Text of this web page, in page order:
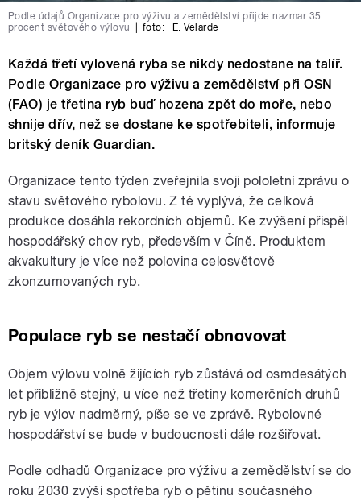
Podle údajů Organizace pro výživu a zemědělství přijde nazmar 35
procent světového výlovu
foto: E. Velarde
Každá třetí vylovená ryba se nikdy nedostane na talíř.
Podle Organizace pro výživu a zemědělství při OSN
(FAO) je třetina ryb buď hozena zpět do moře, nebo
shnije dřív, než se dostane ke spotřebiteli, informuje
britský deník Guardian.
Organizace tento týden zveřejnila svoji pololetní zprávu o
stavu světového rybolovu. Z té vyplývá, že celková
produkce dosáhla rekordních objemů. Ke zvýšení přispěl
hospodářský chov ryb, především v Číně. Produktem
akvakultury je více než polovina celosvětově
zkonzumovaných ryb.
Populace ryb se nestačí obnovovat
Objem výlovu volně žijících ryb zůstává od osmdesátých
let přibližně stejný, u více než třetiny komerčních druhů
ryb je výlov nadměrný, píše se ve zprávě. Rybolovné
hospodářství se bude v budoucnosti dále rozšiřovat.
Podle odhadů Organizace pro výživu a zemědělství se do
roku 2030 zvýší spotřeba ryb o pětinu současného